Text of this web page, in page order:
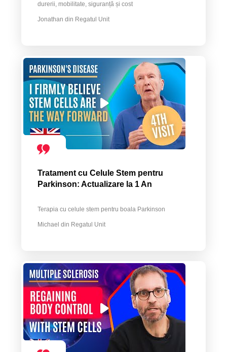
durerii, mobilitate, siguranță și cost
Jonathan din Regatul Unit
Tratament cu Celule Stem pentru
Parkinson: Actualizare la 1 An
Terapia cu celule stem pentru boala Parkinson
Michael din Regatul Unit